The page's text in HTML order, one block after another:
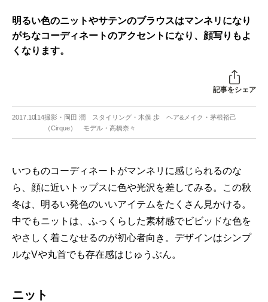
明るい色のニットやサテンのブラウスはマンネリになり
がちなコーディネートのアクセントになり、顔写りもよ
くなります。
記事をシェア
2017.10.14撮影・岡田 潤 スタイリング・木俣 歩 ヘア&メイク・茅根裕己
（Cirque） モデル・高橋奈々
いつものコーディネートがマンネリに感じられるのな
ら、顔に近いトップスに色や光沢を差してみる。この秋
冬は、明るい発色のいいアイテムをたくさん見かける。
中でもニットは、ふっくらした素材感でビビッドな色を
やさしく着こなせるのが初心者向き。デザインはシンプ
ルなVや丸首でも存在感はじゅうぶん。
ニット